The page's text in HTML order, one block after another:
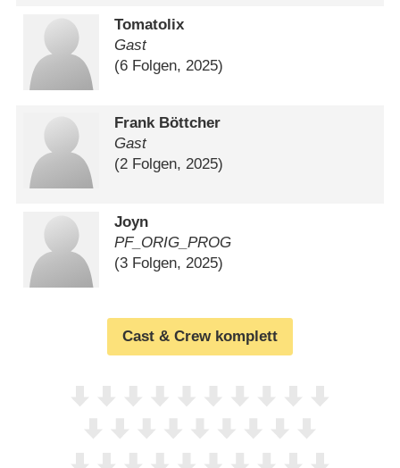
Tomatolix
Gast
(6 Folgen, 2025)
Frank Böttcher
Gast
(2 Folgen, 2025)
Joyn
PF_ORIG_PROG
(3 Folgen, 2025)
Cast & Crew komplett